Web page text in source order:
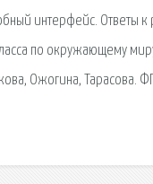
интерфейс. Ответы к
по окружающему
Ожогина, Тарасова.